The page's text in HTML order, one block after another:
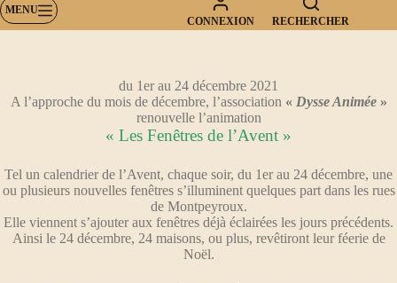
MENU
CONNEXION
RECHERCHER
du 1er au 24 décembre 2021
A l’approche du mois de décembre, l’association « Dysse Animée»
renouvelle l’animation
« Les Fenêtres de l’Avent »
Tel un calendrier de l’Avent, chaque soir, du 1er au 24 décembre, une
ou plusieurs nouvelles fenêtres s’illuminent quelques part dans les rues
de Montpeyroux.
Elle viennent s’ajouter aux fenêtres déjà éclairées les jours précédents.
Ainsi le 24 décembre, 24 maisons, ou plus, revêtiront leur féerie de
Noël.